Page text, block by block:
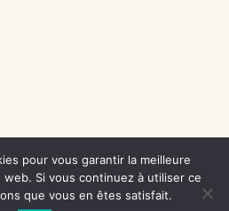
pour vous garantir la meilleure
Si vous continuez à utiliser ce
que vous en êtes satisfait.